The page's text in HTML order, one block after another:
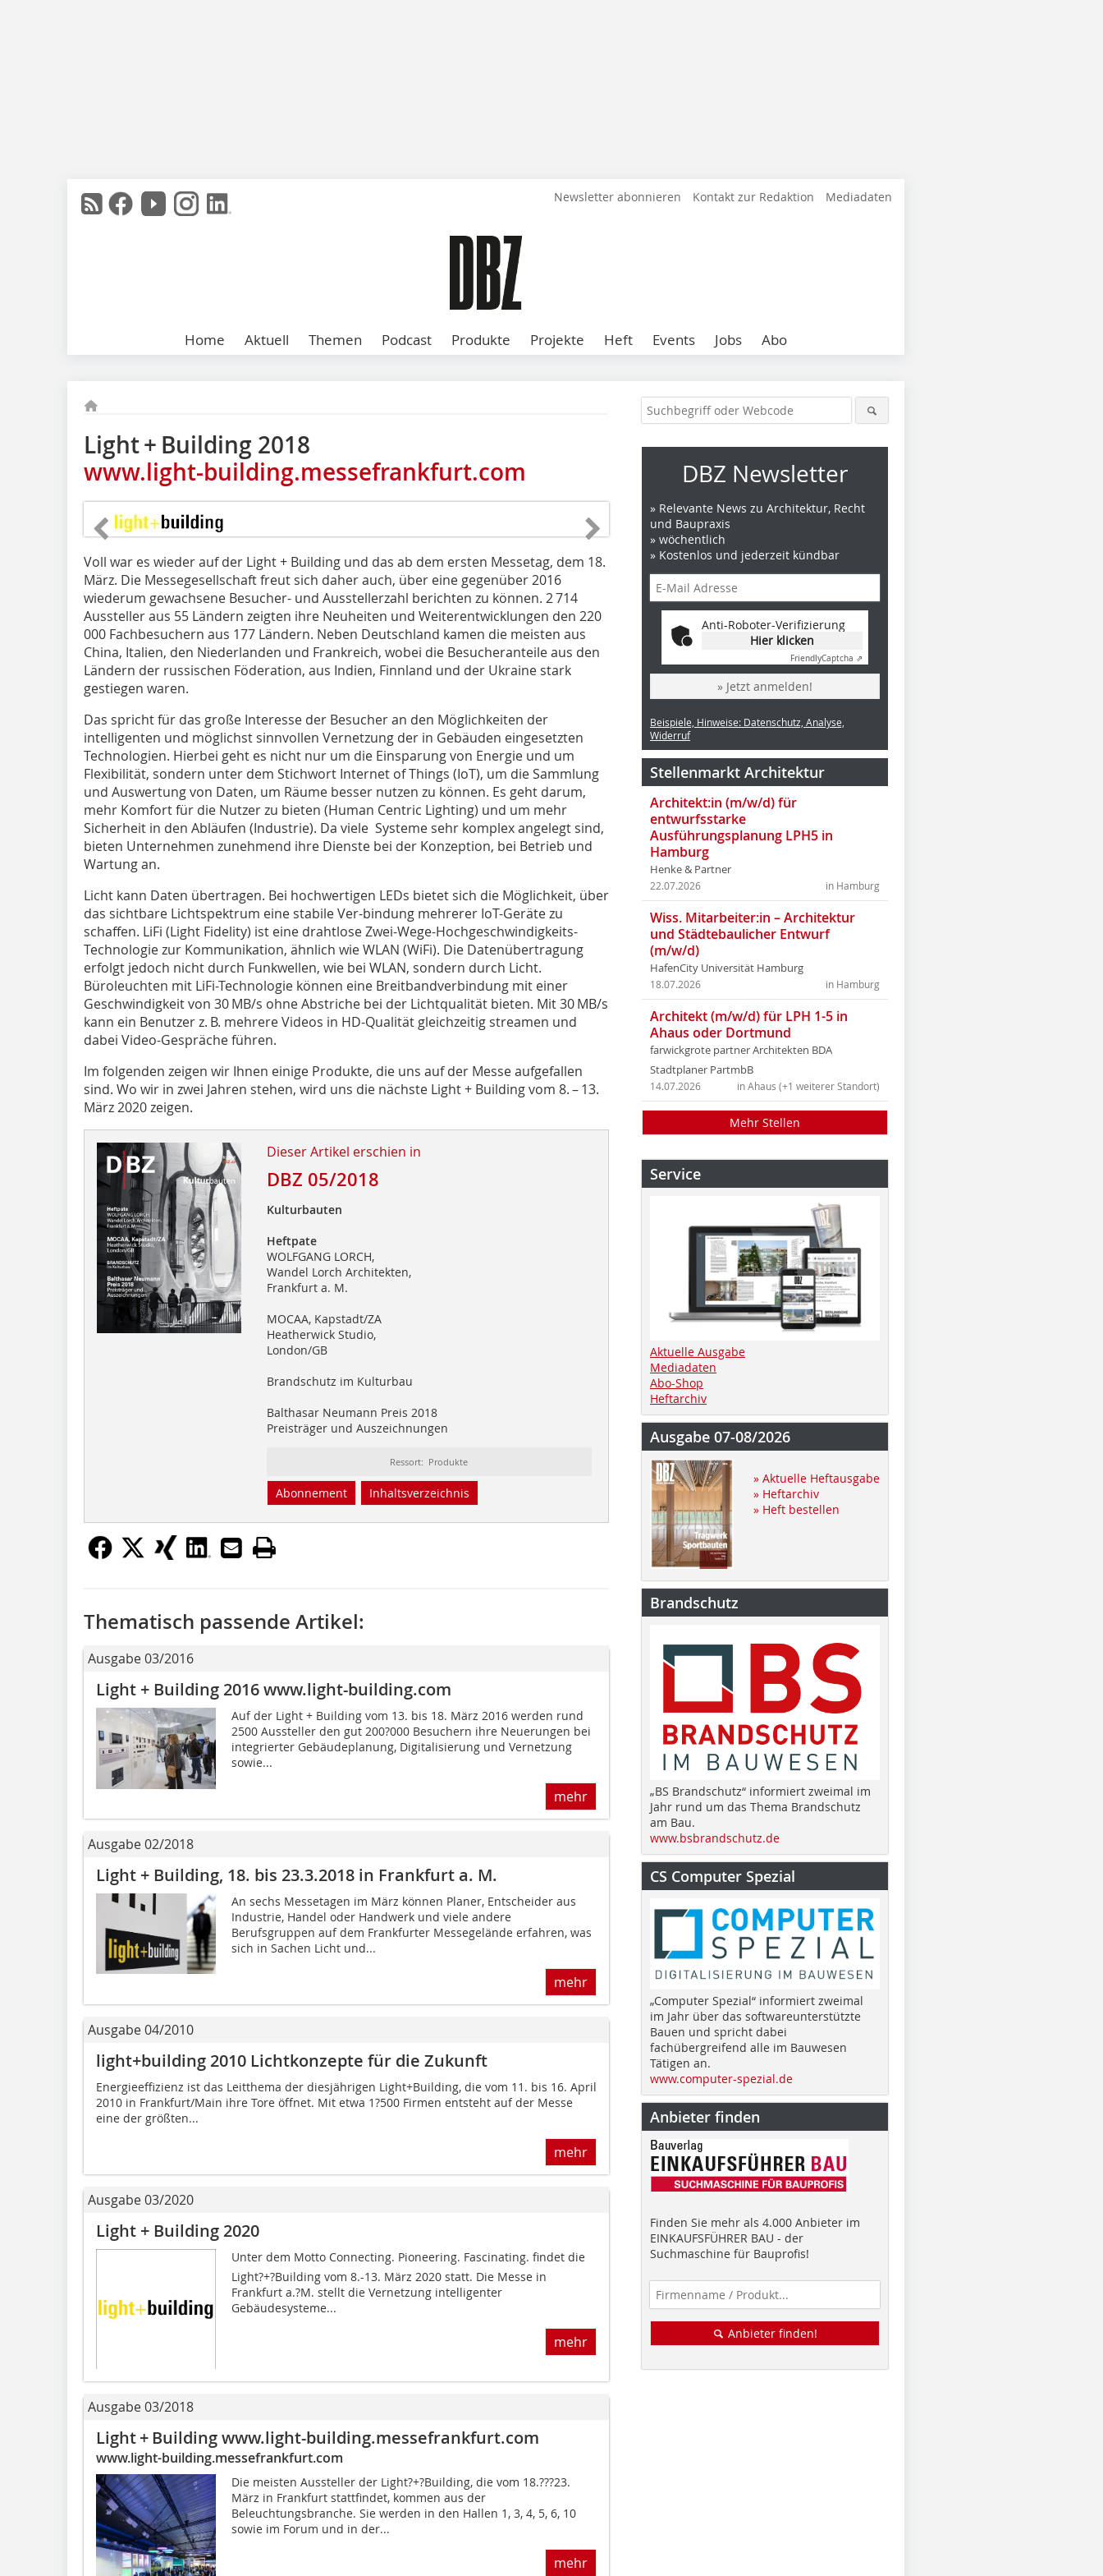
Newsletter abonnieren Kontakt zur Redaktion Mediadaten
Home Aktuell Themen Podcast Produkte Projekte Heft Events Jobs Abo
Light + Building 2018
www.light-building.messefrankfurt.com
Voll war es wieder auf der Light + Building und das ab dem ersten Messetag, dem 18.
März. Die Messegesellschaft freut sich daher auch, über eine gegenüber 2016
wiederum gewachsene Besucher- und Ausstellerzahl berichten zu können. 2 714
Aussteller aus 55 Ländern zeigten ihre Neuheiten und Weiterentwicklungen den 220
000 Fachbesuchern aus 177 Ländern. Neben Deutschland kamen die meisten aus
China, Italien, den Niederlanden und Frankreich, wobei die Besucheranteile aus den
Ländern der russischen Föderation, aus Indien, Finnland und der Ukraine stark
gestiegen waren.
Das spricht für das große Interesse der Besucher an den Möglichkeiten der
intelligenten und möglichst sinnvollen Vernetzung der in Gebäuden eingesetzten
Technologien. Hierbei geht es nicht nur um die Einsparung von Energie und um
Flexibilität, sondern unter dem Stichwort Internet of Things (IoT), um die Sammlung
und Auswertung von Daten, um Räume besser nutzen zu können. Es geht darum,
mehr Komfort für die Nutzer zu bieten (Human Centric Lighting) und um mehr
Sicherheit in den Abläufen (Industrie). Da viele Systeme sehr komplex angelegt sind,
bieten Unternehmen zunehmend ihre Dienste bei der Konzeption, bei Betrieb und
Wartung an.
Licht kann Daten übertragen. Bei hochwertigen LEDs bietet sich die Möglichkeit, über
das sichtbare Lichtspektrum eine stabile Ver-bindung mehrerer IoT-Geräte zu
schaffen. LiFi (Light Fidelity) ist eine drahtlose Zwei-Wege-Hochgeschwindigkeits-
Technologie zur Kommunikation, ähnlich wie WLAN (WiFi). Die Datenübertragung
erfolgt jedoch nicht durch Funkwellen, wie bei WLAN, sondern durch Licht.
Büroleuchten mit LiFi-Technologie können eine Breitbandverbindung mit einer
Geschwindigkeit von 30 MB/s ohne Abstriche bei der Lichtqualität bieten. Mit 30 MB/s
kann ein Benutzer z. B. mehrere Videos in HD-Qualität gleichzeitig streamen und
dabei Video-Gespräche führen.
Im folgenden zeigen wir Ihnen einige Produkte, die uns auf der Messe aufgefallen
sind. Wo wir in zwei Jahren stehen, wird uns die nächste Light + Building vom 8. – 13.
März 2020 zeigen.
Dieser Artikel erschien in
DBZ 05/2018
Kulturbauten
Heftpate
WOLFGANG LORCH,
Wandel Lorch Architekten,
Frankfurt a. M.
MOCAA, Kapstadt/ZA
Heatherwick Studio,
London/GB
Brandschutz im Kulturbau
Balthasar Neumann Preis 2018
Preisträger und Auszeichnungen
Ressort: Produkte
Abonnement Inhaltsverzeichnis
Thematisch passende Artikel:
Ausgabe 03/2016
Light + Building 2016 www.light-building.com
Auf der Light + Building vom 13. bis 18. März 2016 werden rund
2500 Aussteller den gut 200?000 Besuchern ihre Neuerungen bei
integrierter Gebäudeplanung, Digitalisierung und Vernetzung
sowie...
mehr
Ausgabe 02/2018
Light + Building, 18. bis 23.3.2018 in Frankfurt a. M.
An sechs Messetagen im März können Planer, Entscheider aus
Industrie, Handel oder Handwerk und viele andere
Berufsgruppen auf dem Frankfurter Messegelände erfahren, was
sich in Sachen Licht und...
mehr
Ausgabe 04/2010
light+building 2010 Lichtkonzepte für die Zukunft
Energieeffizienz ist das Leitthema der diesjährigen Light+Building, die vom 11. bis 16. April
2010 in Frankfurt/Main ihre Tore öffnet. Mit etwa 1?500 Firmen entsteht auf der Messe
eine der größten...
mehr
Ausgabe 03/2020
Light + Building 2020
Unter dem Motto Connecting. Pioneering. Fascinating. findet die
Light?+?Building vom 8.-13. März 2020 statt. Die Messe in
Frankfurt a.?M. stellt die Vernetzung intelligenter
Gebäudesysteme...
mehr
Ausgabe 03/2018
Light + Building www.light-building.messefrankfurt.com
www.light-building.messefrankfurt.com
Die meisten Aussteller der Light?+?Building, die vom 18.???23.
März in Frankfurt stattfindet, kommen aus der
Beleuchtungsbranche. Sie werden in den Hallen 1, 3, 4, 5, 6, 10
sowie im Forum und in der...
mehr
DBZ Newsletter
» Relevante News zu Architektur, Recht
und Baupraxis
» wöchentlich
» Kostenlos und jederzeit kündbar
Anti-Roboter-Verifizierung
Hier klicken
FriendlyCaptcha ⇗
» Jetzt anmelden!
Beispiele, Hinweise: Datenschutz, Analyse,
Widerruf
Stellenmarkt Architektur
Architekt:in (m/w/d) für
entwurfsstarke
Ausführungsplanung LPH5 in
Hamburg
Henke & Partner
in Hamburg
22.07.2026
Wiss. Mitarbeiter:in – Architektur
und Städtebaulicher Entwurf
(m/w/d)
HafenCity Universität Hamburg
in Hamburg
18.07.2026
Architekt (m/w/d) für LPH 1-5 in
Ahaus oder Dortmund
farwickgrote partner Architekten BDA
Stadtplaner PartmbB
in Ahaus (+1 weiterer Standort)
14.07.2026
Mehr Stellen
Service
Aktuelle Ausgabe
Mediadaten
Abo-Shop
Heftarchiv
Ausgabe 07-08/2026
» Aktuelle Heftausgabe
» Heftarchiv
» Heft bestellen
Brandschutz
„BS Brandschutz“ informiert zweimal im
Jahr rund um das Thema Brandschutz
am Bau.
www.bsbrandschutz.de
CS Computer Spezial
„Computer Spezial“ informiert zweimal
im Jahr über das softwareunterstützte
Bauen und spricht dabei
fachübergreifend alle im Bauwesen
Tätigen an.
www.computer-spezial.de
Anbieter finden
Finden Sie mehr als 4.000 Anbieter im
EINKAUFSFÜHRER BAU - der
Suchmaschine für Bauprofis!
Anbieter finden!